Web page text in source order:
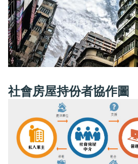
社會房屋持份者協作圖